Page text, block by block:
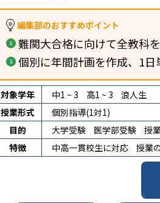
編集部のおすすめポイント
難関大合格に向けて全教科
個別に年間計画を作成、1
対象学年 中1 ~ 3 高1 ~ 3
浪人生
授業形式
個別指導(1対1)
目的
大学受験 医学部受験 授
特徴
中高一貫校生に対応 授業